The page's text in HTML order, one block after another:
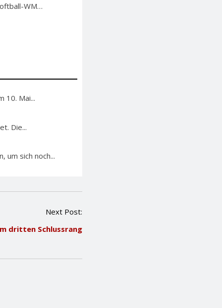
WM…
10. Mai...
Die...
um sich noch...
Next Post:
dritten Schlussrang